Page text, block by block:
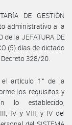
DE GESTIÓN
administrativo a la
de la JEFATURA DE
(5) días de dictado
328/20.
el artículo 1° de la
los requisitos y
lo establecido,
IV y VIII, y IV del